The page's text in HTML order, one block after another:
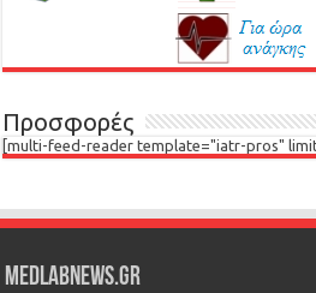
Προσφορές
[multi-feed-reader template="iatr-pros"
Medlabnews.gr